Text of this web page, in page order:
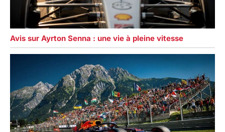
Avis sur Ayrton Senna : une vie à pleine vitesse